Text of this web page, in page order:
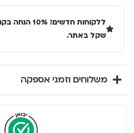
שקל באתר.
משלוחים וזמני אספקה